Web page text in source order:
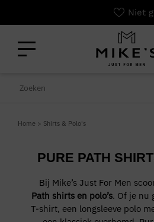
Niet goed?
Home > Shirts & Polo's
PURE PATH
Bij Mike’s Just For Men
Path shirts en polo’s. Of je nu
T-shirt, een longsleeve polo